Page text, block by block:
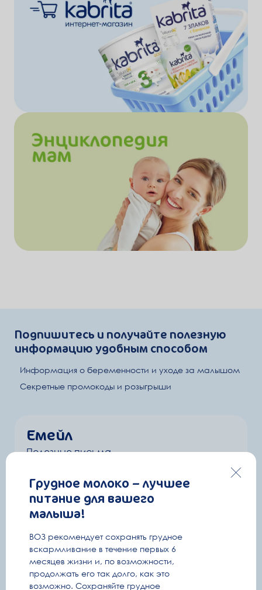
Подпишитесь и получайте полезную
информацию удобным способом
Информация о беременности и уходе за малышом
Секретные промокоды и розыгрыши
Емейл
Полезные письма
E-mail
Дата рождения ребенка ПДР
Грудное молоко – лучшее
питание для вашего
малыша!
ВОЗ рекомендует сохранять грудное
вскармливание в течение первых 6
месяцев жизни и, по возможности,
продолжать его так долго, как это
возможно. Сохраняйте грудное